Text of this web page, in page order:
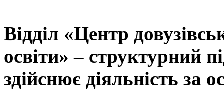
Відділ «Центр
освіти» – структурний
здійснює діяльність